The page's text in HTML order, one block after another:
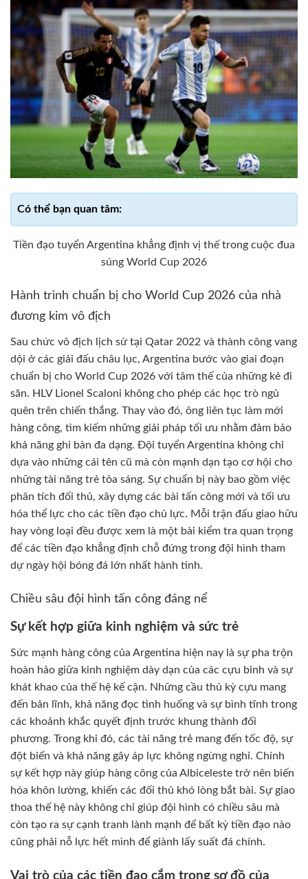
Tiền đạo tuyển Argentina khẳng định vị thế trong cuộc đua
súng World Cup 2026
Hành trình chuẩn bị cho World Cup 2026 của nhà
đương kim vô địch
Sau chức vô địch lịch sử tại Qatar 2022 và thành công vang
dội ở các giải đấu châu lục, Argentina bước vào giai đoạn
chuẩn bị cho World Cup 2026 với tâm thế của những kẻ đi
săn. HLV Lionel Scaloni không cho phép các học trò ngủ
quên trên chiến thắng. Thay vào đó, ông liên tục làm mới
hàng công, tìm kiếm những giải pháp tối ưu nhằm đảm bảo
khả năng ghi bàn đa dạng. Đội tuyển Argentina không chỉ
dựa vào những cái tên cũ mà còn mạnh dạn tạo cơ hội cho
những tài năng trẻ tỏa sáng. Sự chuẩn bị này bao gồm việc
phân tích đối thủ, xây dựng các bài tấn công mới và tối ưu
hóa thể lực cho các tiền đạo chủ lực. Mỗi trận đấu giao hữu
hay vòng loại đều được xem là một bài kiểm tra quan trọng
để các tiền đạo khẳng định chỗ đứng trong đội hình tham
dự ngày hội bóng đá lớn nhất hành tinh.
Chiều sâu đội hình tấn công đáng nể
Sự kết hợp giữa kinh nghiệm và sức trẻ
Sức mạnh hàng công của Argentina hiện nay là sự pha trộn
hoàn hảo giữa kinh nghiệm dày dạn của các cựu binh và sự
khát khao của thế hệ kế cận. Những cầu thủ kỳ cựu mang
đến bản lĩnh, khả năng đọc tình huống và sự bình tĩnh trong
các khoảnh khắc quyết định trước khung thành đối
phương. Trong khi đó, các tài năng trẻ mang đến tốc độ, sự
đột biến và khả năng gây áp lực không ngừng nghỉ. Chính
sự kết hợp này giúp hàng công của Albiceleste trở nên biến
hóa khôn lường, khiến các đối thủ khó lòng bắt bài. Sự giao
thoa thế hệ này không chỉ giúp đội hình có chiều sâu mà
còn tạo ra sự cạnh tranh lành mạnh để bất kỳ tiền đạo nào
cũng phải nỗ lực hết mình để giành lấy suất đá chính.
Vai trò của các tiền đạo cắm trong sơ đồ của